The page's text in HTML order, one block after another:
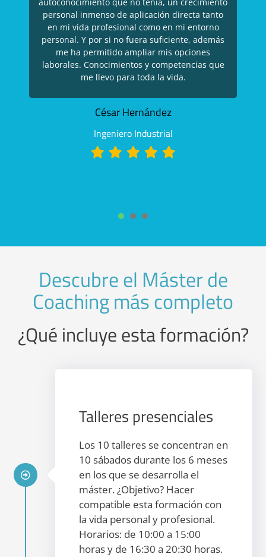
personal inmenso de aplicación directa tanto
en mi vida profesional como en mi entorno
personal. Y por si no fuera suficiente, además
me ha permitido ampliar mis opciones
laborales. Conocimientos y competencias que
me llevo para toda la vida.
César Hernández
Ingeniero Industrial
Descubre el Máster de
Coaching más completo
¿Qué incluye esta formación?
Talleres presenciales
Los 10 talleres se concentran en
10 sábados durante los 6 meses
en los que se desarrolla el
máster. ¿Objetivo? Hacer
compatible esta formación con
la vida personal y profesional.
Horarios: de 10:00 a 15:00
horas y de 16:30 a 20:30 horas.